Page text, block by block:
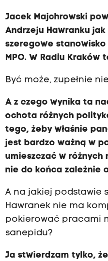
Jacek Majchrowski
Andrzeju Hawranku jak
szeregowe
MPO. W Radiu Kraków
Być może, zupełnie
A z czego wynika ta
ochota różnych
tego, żeby właśnie
jest bardzo ważną w
umieszczać w różnych
nie do końca zależnie
A na jakiej podstawie
Hawranek nie ma
pokierować pracami
sanepidu?
Ja stwierdzam tylko,